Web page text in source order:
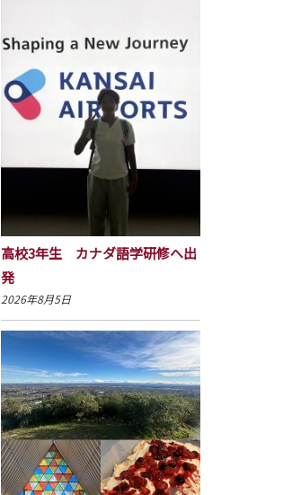
高校3年生 カナダ語学研修へ出
発
2026年8月5日